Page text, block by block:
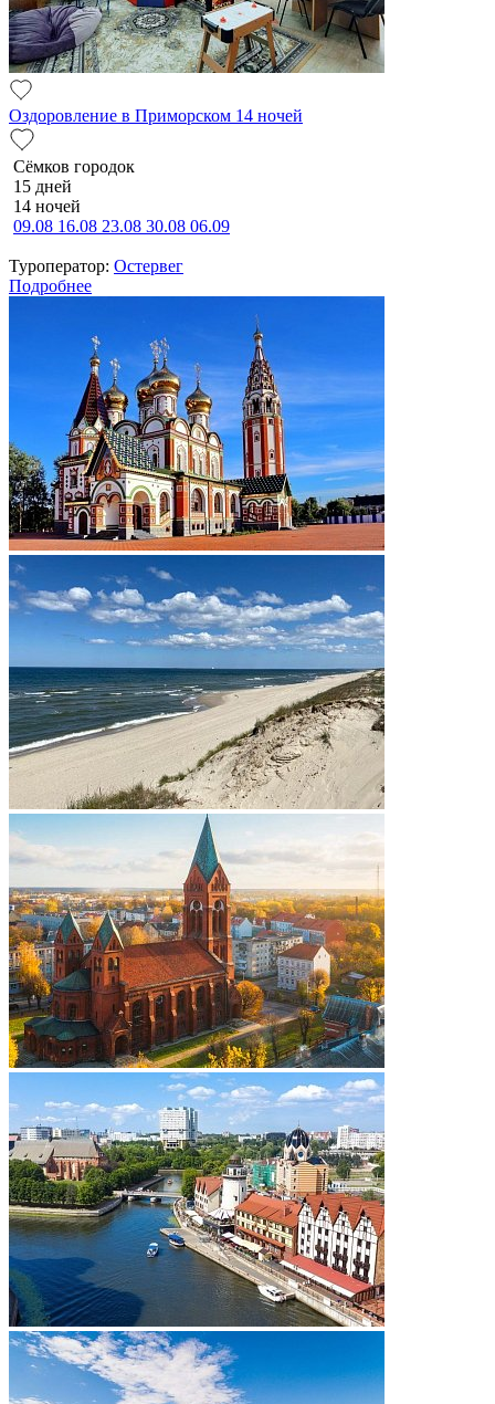
Оздоровление в Приморском 14 ночей
Сёмков городок
15 дней
14 ночей
09.08 16.08 23.08 30.08 06.09
Туроператор: Остервег
Подробнее